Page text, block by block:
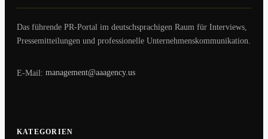
Das führende PR-Portal im deutschsprachigen Raum für Interviews,
Pressemitteilungen und professionelle Unternehmenskommunikation.
E-Mail: management@aaagency.us
KATEGORIEN